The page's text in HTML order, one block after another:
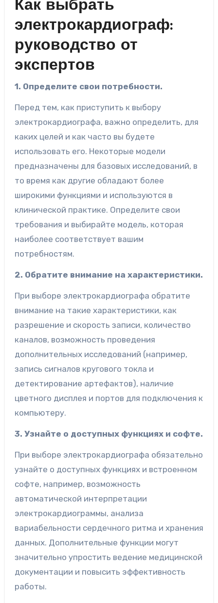
Как выбрать
электрокардиограф:
руководство от
экспертов
1. Определите свои потребности.
Перед тем, как приступить к выбору
электрокардиографа, важно определить, для
каких целей и как часто вы будете
использовать его. Некоторые модели
предназначены для базовых исследований, в
то время как другие обладают более
широкими функциями и используются в
клинической практике. Определите свои
требования и выбирайте модель, которая
наиболее соответствует вашим
потребностям.
2. Обратите внимание на характеристики.
При выборе электрокардиографа обратите
внимание на такие характеристики, как
разрешение и скорость записи, количество
каналов, возможность проведения
дополнительных исследований (например,
запись сигналов кругового токла и
детектирование артефактов), наличие
цветного дисплея и портов для подключения к
компьютеру.
3. Узнайте о доступных функциях и софте.
При выборе электрокардиографа обязательно
узнайте о доступных функциях и встроенном
софте, например, возможность
автоматической интерпретации
электрокардиограммы, анализа
вариабельности сердечного ритма и хранения
данных. Дополнительные функции могут
значительно упростить ведение медицинской
документации и повысить эффективность
работы.